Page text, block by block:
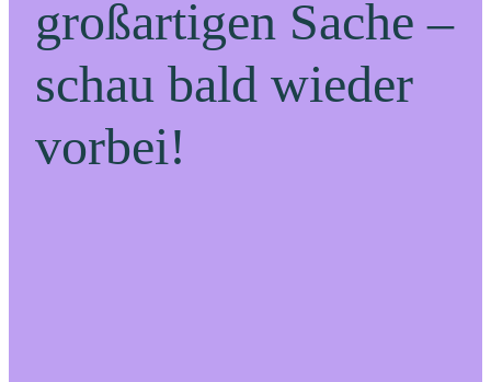
großartigen Sache –
schau bald wieder
vorbei!